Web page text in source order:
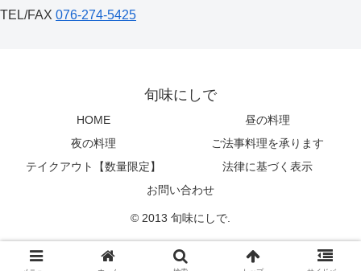
TEL/FAX 076-274-5425
旬味にしで
HOME
昼の料理
夜の料理
ご法事料理を承ります
テイクアウト【数量限定】
法律に基づく表示
お問い合わせ
© 2013 旬味にしで.